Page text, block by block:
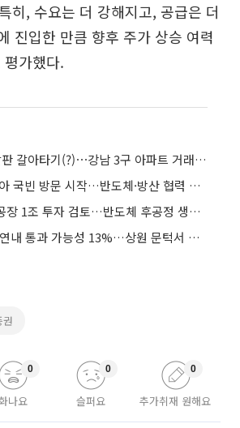
히, 수요는 더 강해지고, 공급은 더
진입한 만큼 향후 주가 상승 여력
가했다.
'반도체 성과급' 발판 갈아타기(?)⋯강남 3구 아파트 거래량 증가세
이 대통령, 이탈리아 국빈 방문 시작…반도체·방산 협력 확대 논의
앰코코리아, 광주공장 1조 투자 검토…반도체 후공정 생산능력 강화
美 클래리티 법안 연내 통과 가능성 13%…상원 문턱서 제동
권
나요
0
슬퍼요
0
추가취재 원해요
0